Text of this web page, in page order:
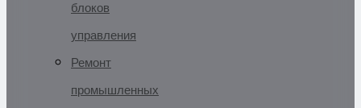
блоков
управления
Ремонт
промышленных